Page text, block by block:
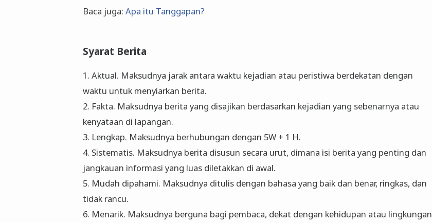
Baca juga: Apa itu Tanggapan?
Syarat Berita
1. Aktual. Maksudnya jarak antara waktu kejadian atau peristiwa berdekatan dengan
waktu untuk menyiarkan berita.
2. Fakta. Maksudnya berita yang disajikan berdasarkan kejadian yang sebenarnya atau
kenyataan di lapangan.
3. Lengkap. Maksudnya berhubungan dengan 5W + 1 H.
4. Sistematis. Maksudnya berita disusun secara urut, dimana isi berita yang penting dan
jangkauan informasi yang luas diletakkan di awal.
5. Mudah dipahami. Maksudnya ditulis dengan bahasa yang baik dan benar, ringkas, dan
tidak rancu.
6. Menarik. Maksudnya berguna bagi pembaca, dekat dengan kehidupan atau lingkungan